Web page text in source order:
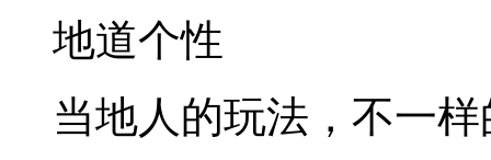
地道个性
当地人的玩法，不一